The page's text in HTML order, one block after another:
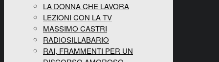
LA DONNA CHE LAVORA
LEZIONI CON LA TV
MASSIMO CASTRI
RADIOSILLABARIO
RAI, FRAMMENTI PER UN